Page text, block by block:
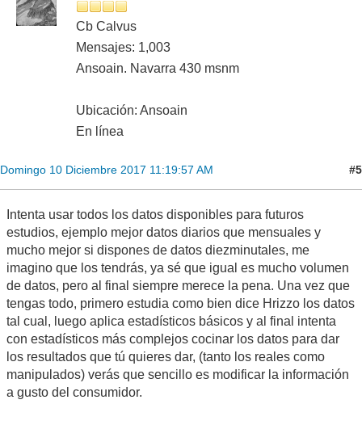
Cb Calvus
Mensajes: 1,003
Ansoain. Navarra 430 msnm
Ubicación: Ansoain
En línea
Domingo 10 Diciembre 2017 11:19:57 AM #5
Intenta usar todos los datos disponibles para futuros
estudios, ejemplo mejor datos diarios que mensuales y
mucho mejor si dispones de datos diezminutales, me
imagino que los tendrás, ya sé que igual es mucho volumen
de datos, pero al final siempre merece la pena. Una vez que
tengas todo, primero estudia como bien dice Hrizzo los datos
tal cual, luego aplica estadísticos básicos y al final intenta
con estadísticos más complejos cocinar los datos para dar
los resultados que tú quieres dar, (tanto los reales como
manipulados) verás que sencillo es modificar la información
a gusto del consumidor.